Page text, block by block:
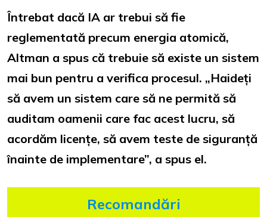
Întrebat dacă IA ar trebui să fie
reglementată precum energia atomică,
Altman a spus că trebuie să existe un sistem
mai bun pentru a verifica procesul. „Haideți
să avem un sistem care să ne permită să
auditam oamenii care fac acest lucru, să
acordăm licențe, să avem teste de siguranță
înainte de implementare”, a spus el.
Recomandări